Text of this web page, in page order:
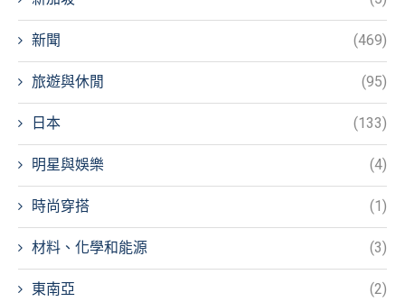
新聞 (469)
旅遊與休閒 (95)
日本 (133)
明星與娛樂 (4)
時尚穿搭 (1)
材料、化學和能源 (3)
東南亞 (2)